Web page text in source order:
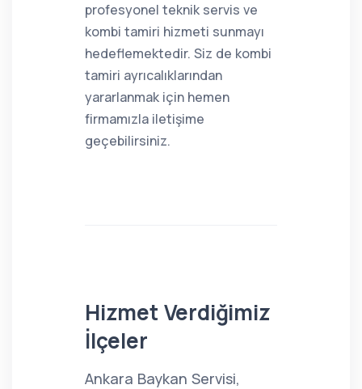
profesyonel teknik servis ve
kombi tamiri hizmeti sunmayı
hedeflemektedir. Siz de kombi
tamiri ayrıcalıklarından
yararlanmak için hemen
firmamızla iletişime
geçebilirsiniz.
Hizmet Verdiğimiz
İlçeler
Ankara Baykan Servisi,